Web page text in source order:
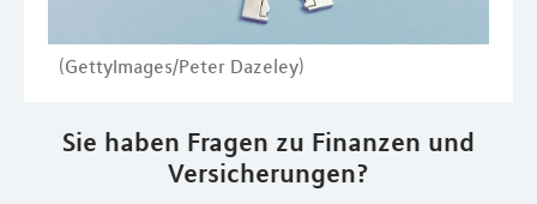
(GettyImages/Peter Dazeley)
Sie haben Fragen zu Finanzen und
Versicherungen?